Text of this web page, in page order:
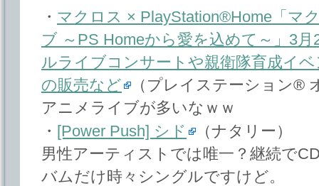
・ マクロス × PlayStation®Home「マ
ブ ～PS Homeから愛を込めて～」3
ルライブコンサートや親衛隊育成イ
の販売など
（プレイステーション®
アニメライブが多いなｗｗ
・ [Power Push] シド
（ナタリー）
男性アーティストでは唯一？継続で
バムだけ時々シングルですけど。